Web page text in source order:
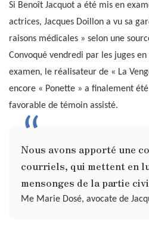
Si Benoît Jacquot a été mis en
actrices, Jacques Doillon a vu sa
raisons médicales » selon une
Convoqué vendredi par les juges en
examen, le réalisateur de « La
encore « Ponette » a finalement
favorable de témoin assisté.
Nous avons apporté une
courriels, qui mettent en
mensonges de la partie
Me Marie Dosé, avocate de